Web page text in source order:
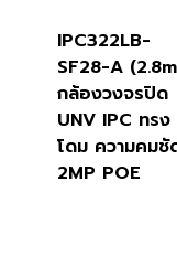
IPC322LB-
SF28-A
กล้องวงจรปิด
UNV IPC ทรง
โดม ความคมชั
2MP POE